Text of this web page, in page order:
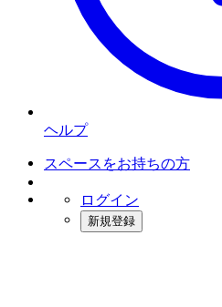
ヘルプ
スペースをお持ちの方
ログイン
新規登録